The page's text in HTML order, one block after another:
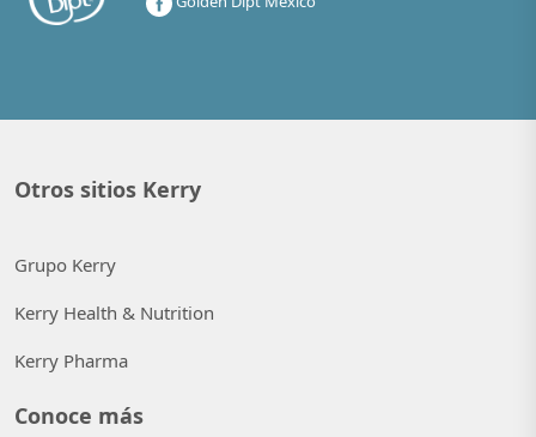
Otros sitios Kerry
Grupo Kerry
Kerry Health & Nutrition
Kerry Pharma
Conoce más